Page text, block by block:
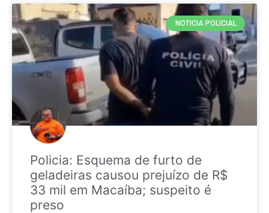
NOTICIA POLICIAL
Policia: Esquema de furto de
geladeiras causou prejuízo de R$
33 mil em Macaíba; suspeito é
preso